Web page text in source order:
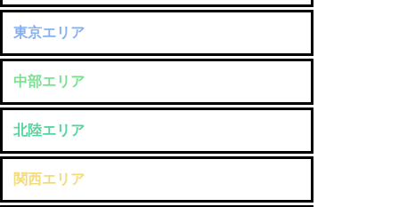
東京エリア
中部エリア
北陸エリア
関西エリア